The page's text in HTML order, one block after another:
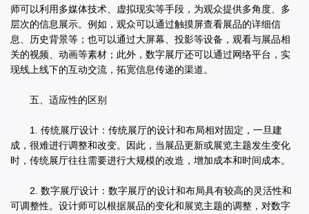
师可以利用多媒体技术、虚拟现实等手段，为观众提供多角度、多
层次的信息展示。例如，观众可以通过触摸屏查看展品的详细信
息、历史背景等；也可以通过大屏幕、投影等设备，观看与展品相
关的视频、动画等素材；此外，数字展厅还可以通过网络平台，实
现线上线下的互动交流，拓宽信息传递的渠道。
五、适应性的区别
1. 传统展厅设计：传统展厅的设计和布局相对固定，一旦建
成，很难进行调整和改变。因此，当展品更新或展览主题发生变化
时，传统展厅往往需要进行大规模的改造，增加成本和时间成本。
2. 数字展厅设计：数字展厅的设计和布局具有较高的灵活性和
可调整性。设计师可以根据展品的变化和展览主题的调整，对数字